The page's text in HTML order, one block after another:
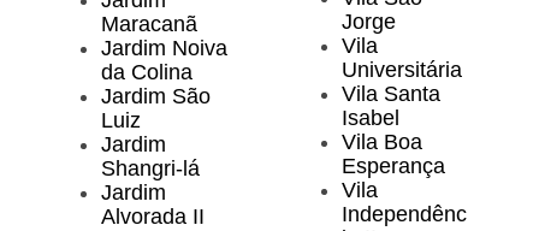
Maracanã
Jardim Noiva
da Colina
Jardim São
Luiz
Jardim
Shangri-lá
Jardim
Alvorada II
Jorge
Vila
Universitária
Vila Santa
Isabel
Vila Boa
Esperança
Vila
Independênc